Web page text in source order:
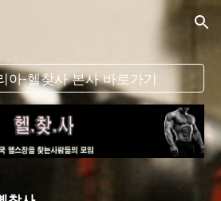
Skip to navigation
아-헬찾사 본사 바로가기